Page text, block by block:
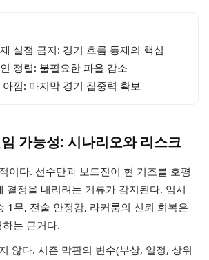
실점 금지: 경기 흐름 통제의 핵심
정렬: 불필요한 파울 감소
낌: 마지막 경기 집중력 확보
가능성: 시나리오와 리스크
이다. 선수단과 보드진이 현 기조를 호평
결정을 내리려는 기류가 감지된다. 임시
1무, 전술 안정감, 라커룸의 신뢰 회복은
하는 근거다.
않다. 시즌 막판의 변수(부상, 일정, 상위